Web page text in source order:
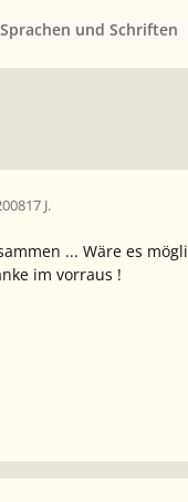
und Schriften
17 J.
... Wäre es
im vorraus !